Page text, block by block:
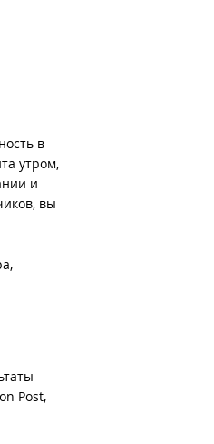
в
утром,
и
вы
Post,